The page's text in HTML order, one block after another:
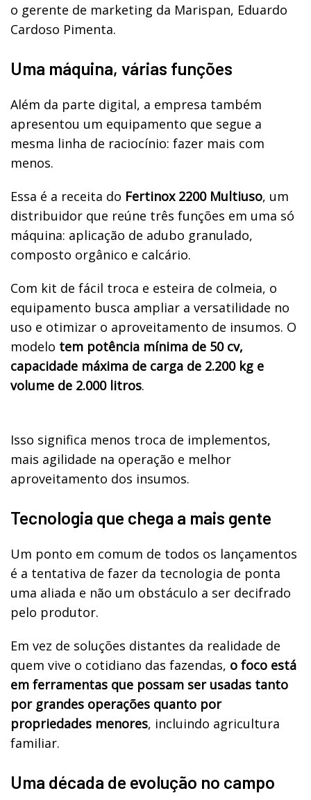
o gerente de marketing da Marispan, Eduardo
Cardoso Pimenta.
Uma máquina, várias funções
Além da parte digital, a empresa também
apresentou um equipamento que segue a
mesma linha de raciocínio: fazer mais com
menos.
Essa é a receita do Fertinox 2200 Multiuso, um
distribuidor que reúne três funções em uma só
máquina: aplicação de adubo granulado,
composto orgânico e calcário.
Com kit de fácil troca e esteira de colmeia, o
equipamento busca ampliar a versatilidade no
uso e otimizar o aproveitamento de insumos. O
modelo tem potência mínima de 50 cv,
capacidade máxima de carga de 2.200 kg e
volume de 2.000 litros.
Isso significa menos troca de implementos,
mais agilidade na operação e melhor
aproveitamento dos insumos.
Tecnologia que chega a mais gente
Um ponto em comum de todos os lançamentos
é a tentativa de fazer da tecnologia de ponta
uma aliada e não um obstáculo a ser decifrado
pelo produtor.
Em vez de soluções distantes da realidade de
quem vive o cotidiano das fazendas, o foco está
em ferramentas que possam ser usadas tanto
por grandes operações quanto por
propriedades menores, incluindo agricultura
familiar.
Uma década de evolução no campo